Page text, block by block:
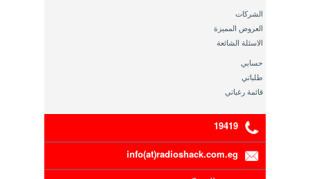
الشركات
العروض المميزة
الاسئلة الشائعة
حسابي
طلباتي
قائمة رغباتي
19419
info(at)radioshack.com.eg